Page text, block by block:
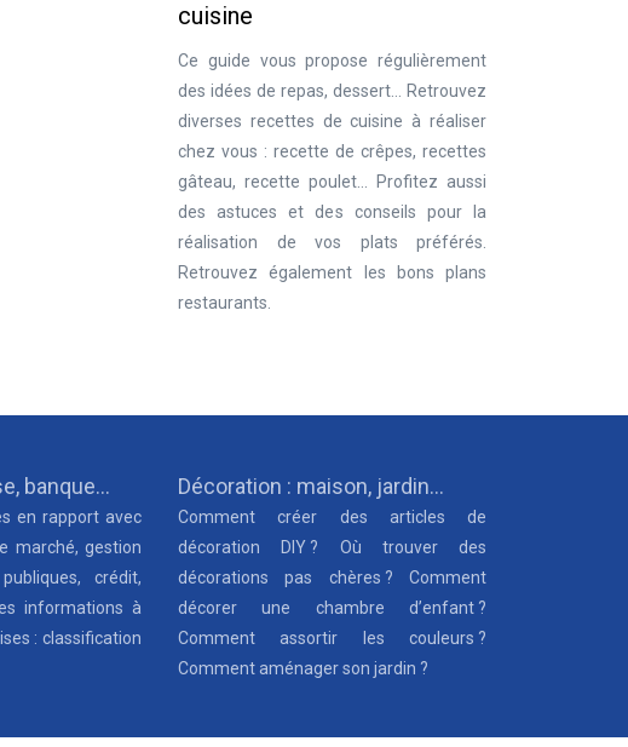
cuisine
Ce guide vous propose régulièrement
des idées de repas, dessert… Retrouvez
diverses recettes de cuisine à réaliser
chez vous : recette de crêpes, recettes
gâteau, recette poulet… Profitez aussi
des astuces et des conseils pour la
réalisation de vos plats préférés.
Retrouvez également les bons plans
restaurants.
banque…
en rapport avec
marché, gestion
crédit,
informations à
: classification
Décoration : maison, jardin…
Comment créer des articles de
décoration DIY ? Où trouver des
décorations pas chères ? Comment
décorer une chambre d’enfant ?
Comment assortir les couleurs ?
Comment aménager son jardin ?